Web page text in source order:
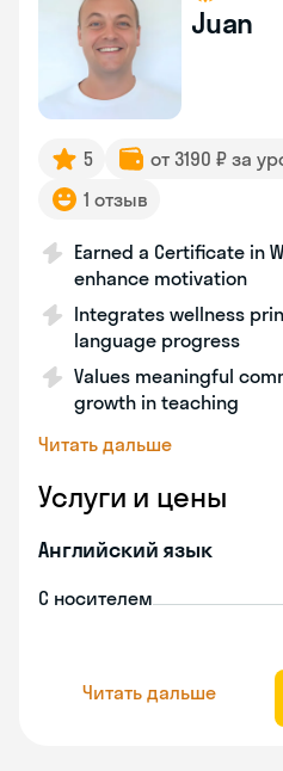
Juan
5 от 3190 ₽ за
1 отзыв
Earned a Certificate in
enhance motivation
Integrates wellness
language progress
Values meaningful
growth in teaching
Читать дальше
Услуги и цены
Английский язык
С носителем
Читать дальше